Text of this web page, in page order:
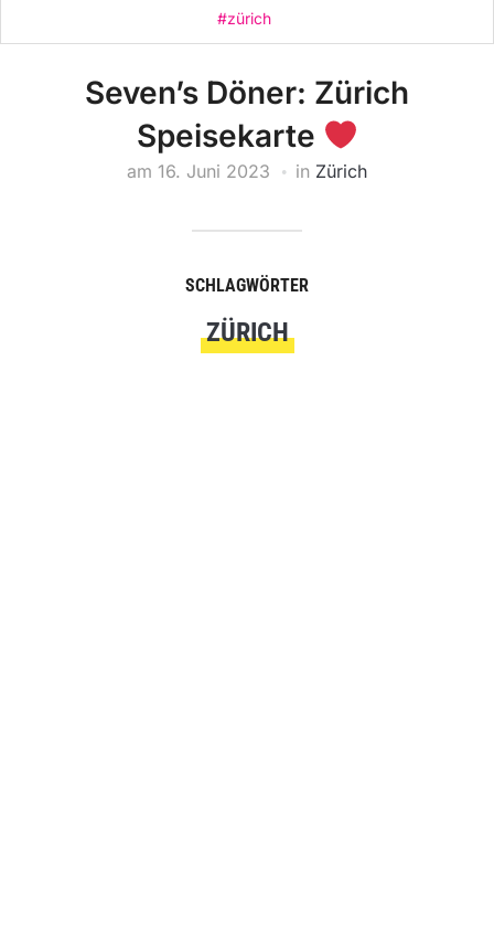
#zürich
Seven’s Döner: Zürich
Speisekarte
am 16. Juni 2023 in Zürich
SCHLAGWÖRTER
ZÜRICH